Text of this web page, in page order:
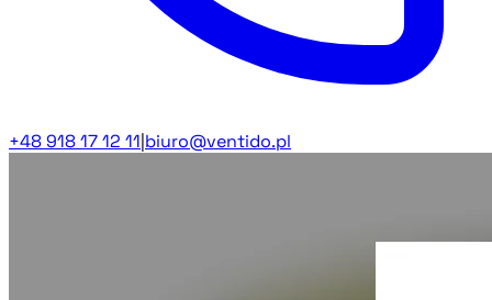
+48 918 17 12 11 biuro@ventido.pl